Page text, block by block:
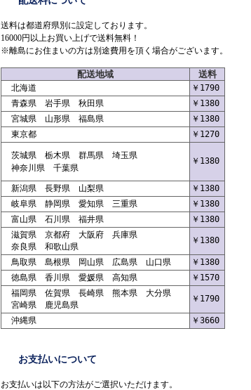
送料は都道府県別に設定しております。
16000円以上お買い上げで送料無料！
※離島にお住まいの方は別途費用を頂く場合がございます。
配送地域 送料
北海道
￥1790
青森県 岩手県 秋田県
￥1380
宮城県 山形県 福島県
￥1380
東京都
￥1270
茨城県 栃木県 群馬県 埼玉県
神奈川県 千葉県
￥1380
新潟県 長野県 山梨県
￥1380
岐阜県 静岡県 愛知県 三重県
￥1380
富山県 石川県 福井県
￥1380
滋賀県 京都府 大阪府 兵庫県
奈良県 和歌山県
￥1380
鳥取県 島根県 岡山県 広島県 山口県
￥1380
徳島県 香川県 愛媛県 高知県
￥1570
福岡県 佐賀県 長崎県 熊本県 大分県
宮崎県 鹿児島県
￥1790
沖縄県 ￥3660
お支払いについて
お支払いは以下の方法がご選択いただけます。